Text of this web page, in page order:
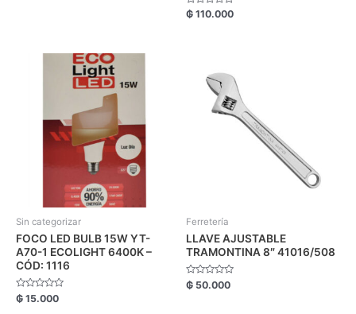
Valorado
con
₲ 110.000
Sin categorizar
FOCO LED BULB 15W YT-
A70-1 ECOLIGHT 6400K –
CÓD: 1116
Valorado
con
₲ 15.000
Ferretería
LLAVE AJUSTABLE
TRAMONTINA 8″ 41016/508
Valorado
con
₲ 50.000